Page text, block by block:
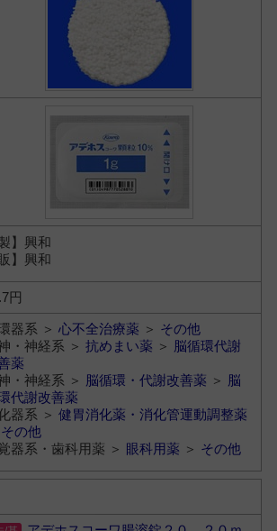
製】興和
販】興和
円
器系 ＞心不全治療薬 ＞ その他
・神経系 ＞抗めまい薬 ＞ 脳循環代謝
薬
・神経系 ＞ 脳循環・代謝改善薬 ＞ 脳
代謝改善薬
器系 ＞健胃消化薬・消化管運動調整薬
その他
器系・歯科用薬 ＞ 眼科用薬 ＞ その他